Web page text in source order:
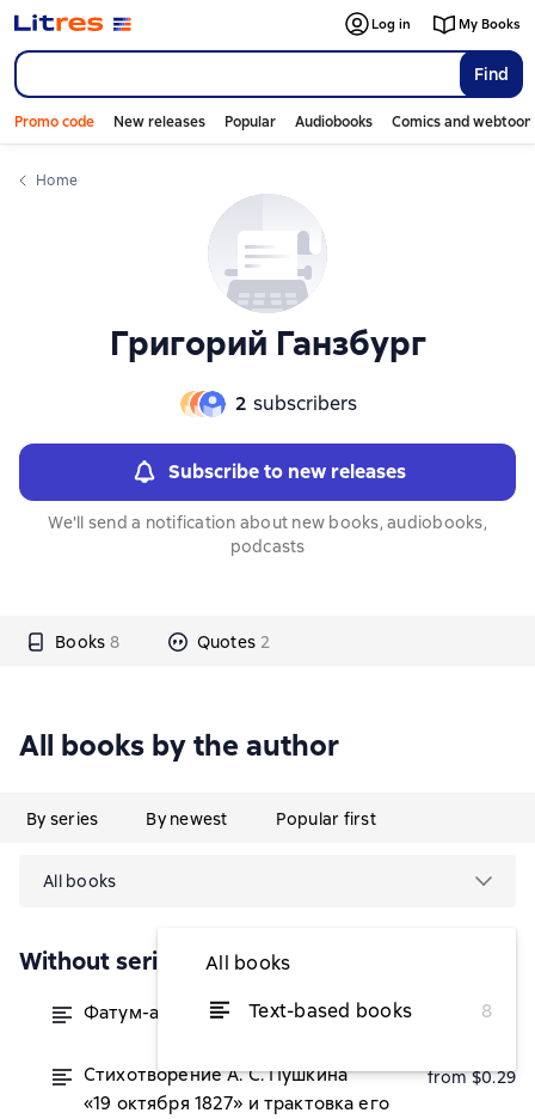
Find
Log in My Books
Promo code New releases Popular Audiobooks Comics and
Home
Григорий Ганзбург
2 subscribers
Subscribe to new releases
We'll send a notification about new books, audiobooks,
podcasts
Books 8 Quotes 2
All books by the author
By series By newest Popular first
All books
All books
Text-based books
8
Without series
Фатум-аккорд Чайковского from $1.46
Стихотворение А. С. Пушкина
«19 октября 1827» и трактовка его
from $0.29